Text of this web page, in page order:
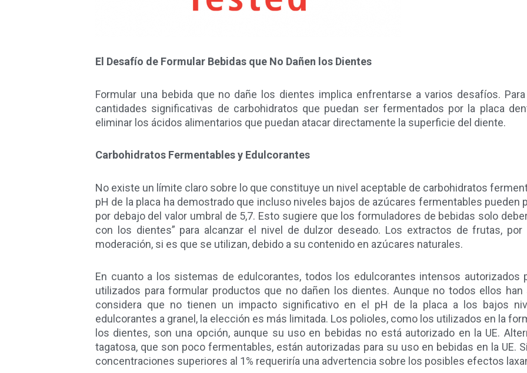
El Desafío de Formular Bebidas que No Dañen los Dientes
Formular una bebida que no dañe los dientes implica enfrentarse a varios desafíos.
cantidades significativas de carbohidratos que puedan ser fermentados por la placa
eliminar los ácidos alimentarios que puedan atacar directamente la superficie del diente.
Carbohidratos Fermentables y Edulcorantes
No existe un límite claro sobre lo que constituye un nivel aceptable de carbohidratos
pH de la placa ha demostrado que incluso niveles bajos de azúcares fermentables pueden
por debajo del valor umbral de 5,7. Esto sugiere que los formuladores de bebidas solo
con los dientes” para alcanzar el nivel de dulzor deseado. Los extractos de frutas,
moderación, si es que se utilizan, debido a su contenido en azúcares naturales.
En cuanto a los sistemas de edulcorantes, todos los edulcorantes intensos autorizados
utilizados para formular productos que no dañen los dientes. Aunque no todos ellos
considera que no tienen un impacto significativo en el pH de la placa a los bajos
edulcorantes a granel, la elección es más limitada. Los polioles, como los utilizados en la
los dientes, son una opción, aunque su uso en bebidas no está autorizado en la UE.
tagatosa, que son poco fermentables, están autorizadas para su uso en bebidas en la UE.
concentraciones superiores al 1% requeriría una advertencia sobre los posibles efectos